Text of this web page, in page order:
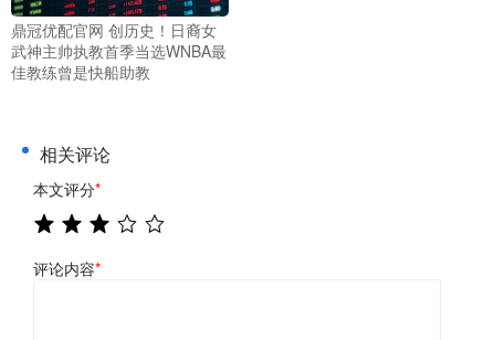
鼎冠优配官网 创历史！日裔女
武神主帅执教首季当选WNBA最
佳教练曾是快船助教
相关评论
本文评分*
评论内容*